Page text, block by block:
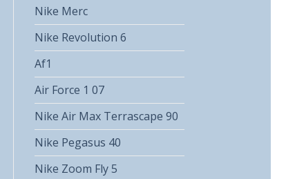
Nike Merc
Nike Revolution 6
Af1
Air Force 1 07
Nike Air Max Terrascape 90
Nike Pegasus 40
Nike Zoom Fly 5